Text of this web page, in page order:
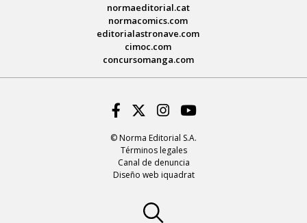
normaeditorial.cat
normacomics.com
editorialastronave.com
cimoc.com
concursomanga.com
© Norma Editorial S.A.
Términos legales
Canal de denuncia
Diseño web iquadrat
Facebook
Twitter
Instagram
Youtube